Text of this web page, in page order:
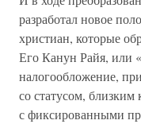
разработал новое
христиан, которые
Его Канун Райя, или
налогообложение,
со статусом, близким
с фиксированными